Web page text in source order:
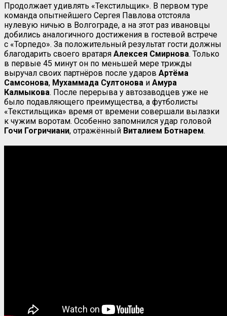
Продолжает удивлять «Текстильщик». В первом туре
команда опытнейшего Сергея Павлова отстояла
нулевую ничью в Волгограде, а на этот раз ивановцы
добились аналогичного достижения в гостевой встрече
с «Торпедо». За положительный результат гости должны
благодарить своего вратаря Алексея Смирнова. Только
в первые 45 минут он по меньшей мере трижды
выручал своих партнёров после ударов Артёма
Самсонова, Мухаммада Султонова и Амура
Калмыкова. После перерыва у автозаводцев уже не
было подавляющего преимущества, а футболисты
«Текстильщика» время от времени совершали вылазки
к чужим воротам. Особенно запомнился удар головой
Гочи Гогричиани, отражённый Виталием Ботнарем.